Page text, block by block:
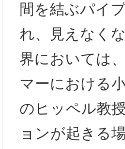
間を結ぶパイ
れ、見えなく
界においては
マーにおける
のヒッペル教
ョンが起きる